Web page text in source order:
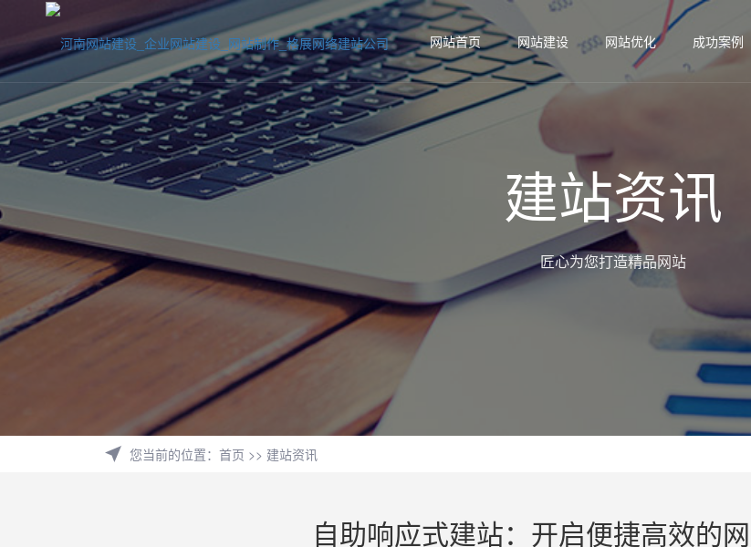
网站首页 网站建设 网站优化 成功案例
建站资讯
匠心为您打造精品网站
您当前的位置： 首页 >> 建站资讯
自助响应式建站：开启便捷高效的